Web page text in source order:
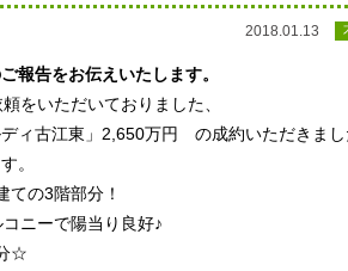
2018.01.13
報告をお伝えいたします。
をいただいておりました、
ィ古江東」2,650万円 の成約いただきまし
。
ての3階部分！
ニーで陽当り良好♪
☆